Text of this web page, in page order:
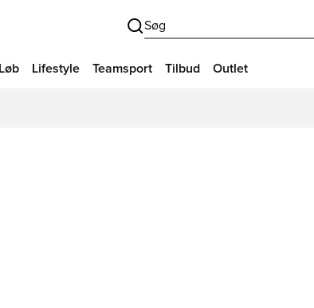
Søg
Løb Lifestyle Teamsport Tilbud Outlet